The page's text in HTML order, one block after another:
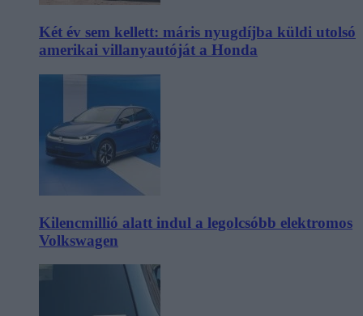
Két év sem kellett: máris nyugdíjba küldi utolsó
amerikai villanyautóját a Honda
Kilencmillió alatt indul a legolcsóbb elektromos
Volkswagen